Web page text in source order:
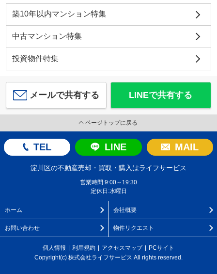
築10年以内マンション特集
中古マンション特集
投資物件特集
メールで共有する LINEで共有する
ページトップに戻る
TEL LINE MAIL
淀川区の不動産売却・買取・購入はライフサービス
営業時間:9:00～19:30
定休日:水曜日
ホーム 会社概要
お問い合わせ 物件リクエスト
個人情報 利用規約 アクセスマップ
PCサイト
Copyright(c) 株式会社ライフサービス All rights reserved.